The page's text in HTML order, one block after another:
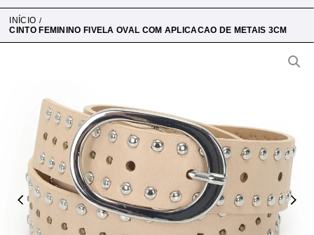
INÍCIO
CINTO FEMININO FIVELA OVAL COM APLICACAO DE METAIS 3CM